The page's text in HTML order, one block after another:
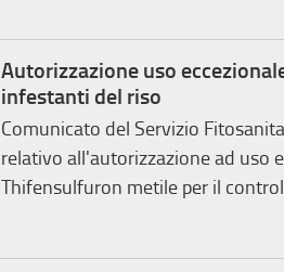
Autorizzazione uso
infestanti del riso
Comunicato del Servizio
relativo all'autorizzazione ad uso
Thifensulfuron metile per il